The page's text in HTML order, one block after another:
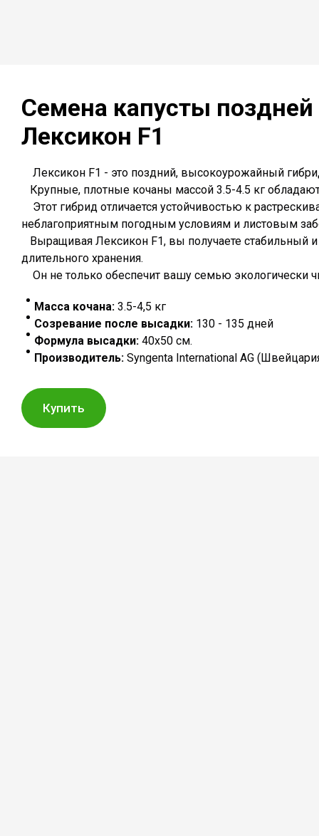
Семена капусты поздней
Лексикон F1
Лексикон F1 - это поздний, высокоурожайный
Крупные, плотные кочаны массой 3.5-4.5 кг
Этот гибрид отличается устойчивостью к
неблагоприятным погодным условиям и листовым
Выращивая Лексикон F1, вы получаете стабильный
длительного хранения.
Он не только обеспечит вашу семью экологически
Масса кочана: 3.5-4,5 кг
Созревание после высадки: 130 - 135 дней
Формула высадки: 40х50 см.
Производитель: Syngenta International AG
Купить